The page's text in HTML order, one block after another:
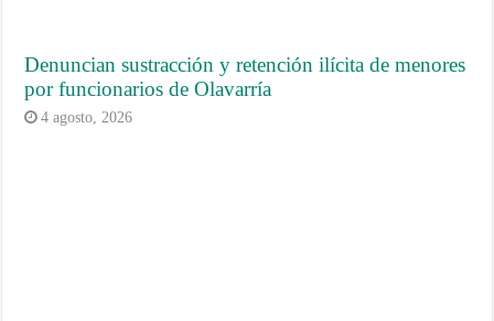
Denuncian sustracción y retención ilícita de menores
por funcionarios de Olavarría
4 agosto, 2026